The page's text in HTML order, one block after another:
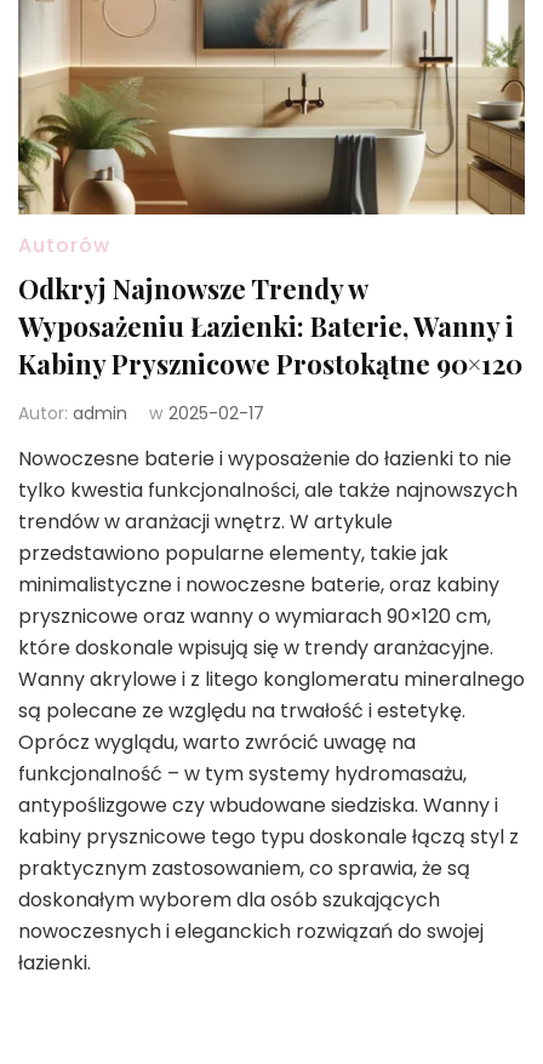
Autorów
Odkryj Najnowsze Trendy w
Wyposażeniu Łazienki: Baterie, Wanny i
Kabiny Prysznicowe Prostokątne 90×120
Autor: admin w 2025-02-17
Nowoczesne baterie i wyposażenie do łazienki to nie
tylko kwestia funkcjonalności, ale także najnowszych
trendów w aranżacji wnętrz. W artykule
przedstawiono popularne elementy, takie jak
minimalistyczne i nowoczesne baterie, oraz kabiny
prysznicowe oraz wanny o wymiarach 90×120 cm,
które doskonale wpisują się w trendy aranżacyjne.
Wanny akrylowe i z litego konglomeratu mineralnego
są polecane ze względu na trwałość i estetykę.
Oprócz wyglądu, warto zwrócić uwagę na
funkcjonalność – w tym systemy hydromasażu,
antypoślizgowe czy wbudowane siedziska. Wanny i
kabiny prysznicowe tego typu doskonale łączą styl z
praktycznym zastosowaniem, co sprawia, że są
doskonałym wyborem dla osób szukających
nowoczesnych i eleganckich rozwiązań do swojej
łazienki.